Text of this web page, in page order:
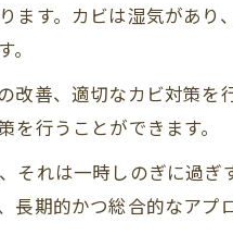
す。カビは湿気があり
善、適切なカビ対策
行うことができます。
れは一時しのぎに過
期的かつ総合的なアプ